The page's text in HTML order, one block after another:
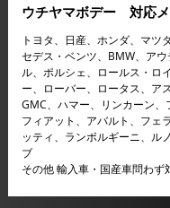
ショック！&...
ウチヤマボデー 対応
トヨタ、日産、ホンダ、マツ
セデス・ベンツ、BMW、ア
ル、ポルシェ、ロールス・ロ
ー、ローバー、ロータス、ア
GMC、ハマー、リンカーン、
フィアット、アバルト、フェ
ッティ、ランボルギーニ、ル
ブ
その他 輸入車・国産車問わず